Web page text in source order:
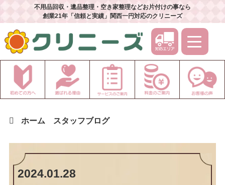
不用品回収・遺品整理・空き家整理などお片付けの事なら
創業21年「信頼と実績」関西一円対応のクリニーズ
ホーム スタッフブログ
2024.01.28